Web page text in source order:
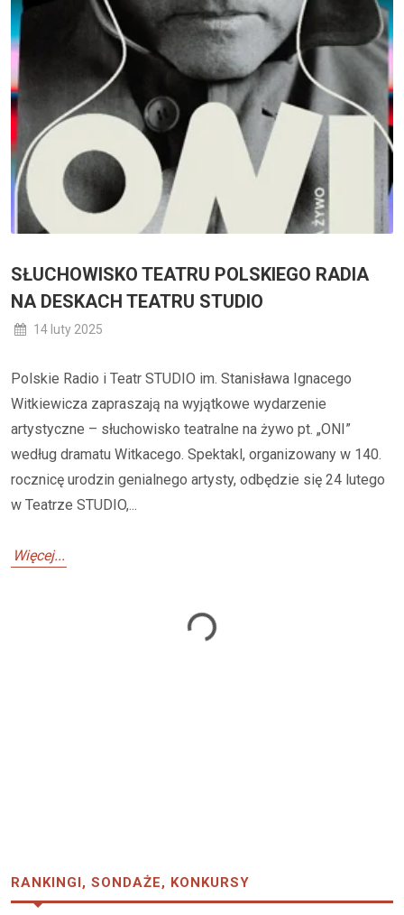
SŁUCHOWISKO TEATRU POLSKIEGO RADIA
NA DESKACH TEATRU STUDIO
14 luty 2025
Polskie Radio i Teatr STUDIO im. Stanisława Ignacego
Witkiewicza zapraszają na wyjątkowe wydarzenie
artystyczne – słuchowisko teatralne na żywo pt. „ONI”
według dramatu Witkacego. Spektakl, organizowany w 140.
rocznicę urodzin genialnego artysty, odbędzie się 24 lutego
w Teatrze STUDIO,...
Więcej...
Loading...
RANKINGI, SONDAŻE, KONKURSY